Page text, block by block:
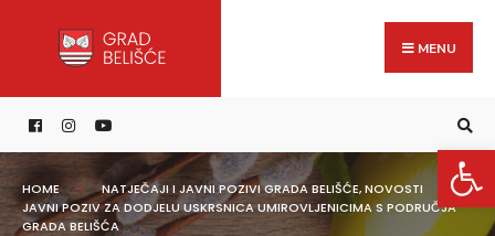
content
MENU
HOME NATJEČAJI I JAVNI POZIVI GRADA BELIŠĆE,NOVOSTI
JAVNI POZIV ZA DODJELU USKRSNICA UMIROVLJENICIMA S PODRUČJA
GRADA BELIŠĆA
for: